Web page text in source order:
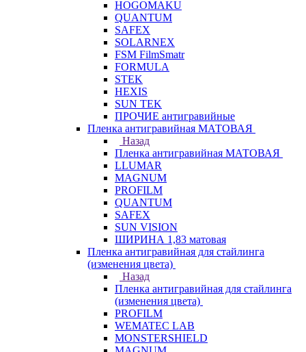
HOGOMAKU
QUANTUM
SAFEX
SOLARNEX
FSM FilmSmatr
FORMULA
STEK
HEXIS
SUN TEK
ПРОЧИЕ антигравийные
Пленка антигравийная МАТОВАЯ
Назад
Пленка антигравийная МАТОВАЯ
LLUMAR
MAGNUM
PROFILM
QUANTUM
SAFEX
SUN VISION
ШИРИНА 1,83 матовая
Пленка антигравийная для стайлинга
(изменения цвета)
Назад
Пленка антигравийная для стайлинга
(изменения цвета)
PROFILM
WEMATEC LAB
MONSTERSHIELD